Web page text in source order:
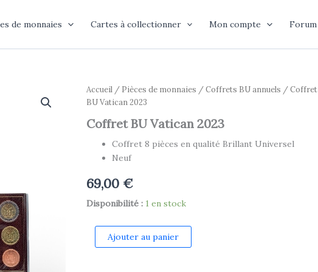
de monnaies Cartes à collectionner Mon compte Forum
Accueil/ Pièces de monnaies /Coffrets BU annuels / Coffret
BU Vatican 2023
Coffret BU Vatican 2023
Coffret 8 pièces en qualité Brillant Universel
Neuf
69,00 €
Disponibilité : 1 en stock
quantitéAjouter au panier